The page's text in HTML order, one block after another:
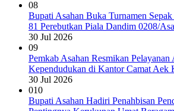
08
Bupati Asahan Buka Turnamen
81 Perebutkan Piala Dandim 0208/
30 Jul 2026
09
Pemkab Asahan Resmikan Pelayanan
Kependudukan di Kantor Camat Aek
30 Jul 2026
010
Bupati Asahan Hadiri Penahbisan